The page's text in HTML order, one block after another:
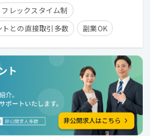
フレックスタイム制
トとの直接取引多数 副業OK